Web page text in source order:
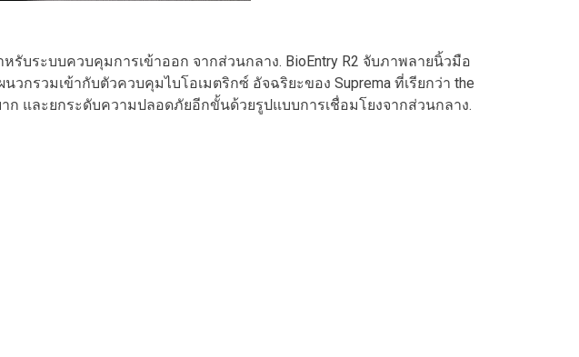
รับระบบควบคุมการเข้าออก จากส่วนกลาง. BioEntry R2 จับภาพลายนิ้วมือ
กรวมเข้ากับตัวควบคุมไบโอเมตริกซ์ อัจฉริยะของ Suprema ที่เรียกว่า the
าก และยกระดับความปลอดภัยอีกขั้นด้วยรูปแบบการเชื่อมโยงจากส่วนกลาง.